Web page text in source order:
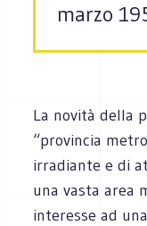
marzo
La novità della
“provincia
irradiante e di
una vasta area
interesse ad